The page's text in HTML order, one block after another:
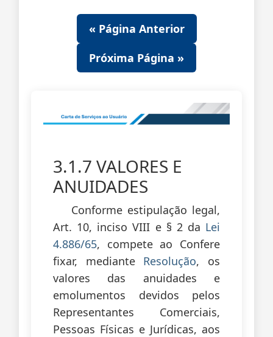
« Página Anterior
Próxima Página »
3.1.7 VALORES E
ANUIDADES
Conforme estipulação legal,
Art. 10, inciso VIII e § 2 da Lei
4.886/65, compete ao Confere
fixar, mediante Resolução, os
valores das anuidades e
emolumentos devidos pelos
Representantes Comerciais,
Pessoas Físicas e Jurídicas, aos